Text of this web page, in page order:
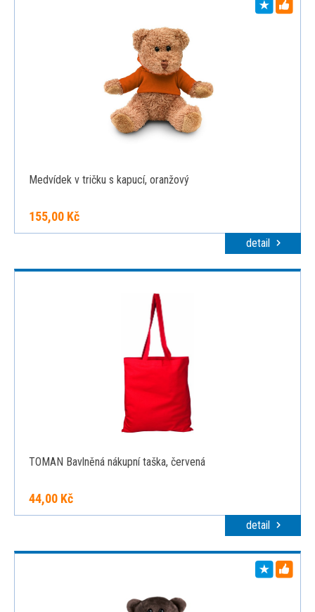
Medvídek v tričku s kapucí, oranžový
155,00 Kč
detail
TOMAN Bavlněná nákupní taška, červená
44,00 Kč
detail